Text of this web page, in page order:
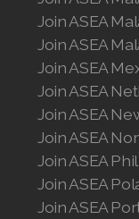
Join ASEA
Join ASEA
Join ASEA
Join ASEA
Join ASEA
Join ASEA
Join ASEA
Join ASEA
Join ASEA